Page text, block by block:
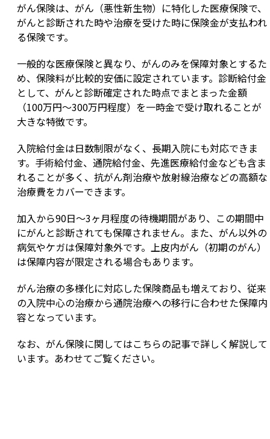
がん保険は、がん（悪性新生物）に特化した医療保険で、
がんと診断された時や治療を受けた時に保険金が支払われ
る保険です。
一般的な医療保険と異なり、がんのみを保障対象とするた
め、保険料が比較的安価に設定されています。診断給付金
として、がんと診断確定された時点でまとまった金額
（100万円～300万円程度）を一時金で受け取れることが
大きな特徴です。
入院給付金は日数制限がなく、長期入院にも対応できま
す。手術給付金、通院給付金、先進医療給付金なども含ま
れることが多く、抗がん剤治療や放射線治療などの高額な
治療費をカバーできます。
加入から90日～3ヶ月程度の待機期間があり、この期間中
にがんと診断されても保障されません。また、がん以外の
病気やケガは保障対象外です。上皮内がん（初期のがん）
は保障内容が限定される場合もあります。
がん治療の多様化に対応した保険商品も増えており、従来
の入院中心の治療から通院治療への移行に合わせた保障内
容となっています。
なお、がん保険に関してはこちらの記事で詳しく解説して
います。あわせてご覧ください。